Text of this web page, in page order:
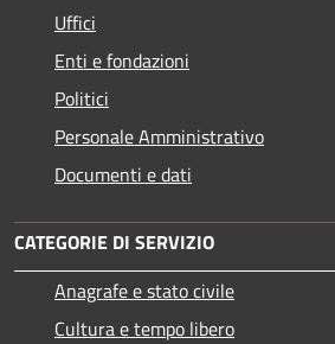
Uffici
Enti e fondazioni
Politici
Personale Amministrativo
Documenti e dati
CATEGORIE DI SERVIZIO
Anagrafe e stato civile
Cultura e tempo libero